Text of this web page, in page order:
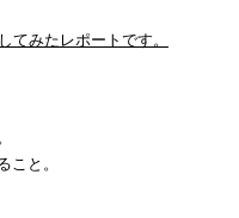
みたレポートです。
。
こと。